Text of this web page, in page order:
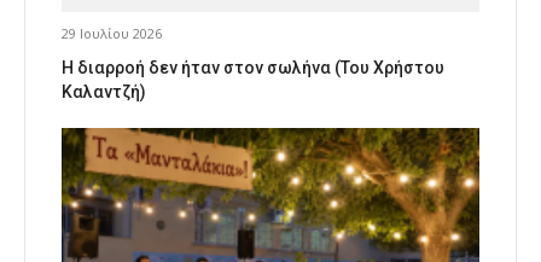
29 Ιουλίου 2026
Η διαρροή δεν ήταν στον σωλήνα (Του Χρήστου
Καλαντζή)